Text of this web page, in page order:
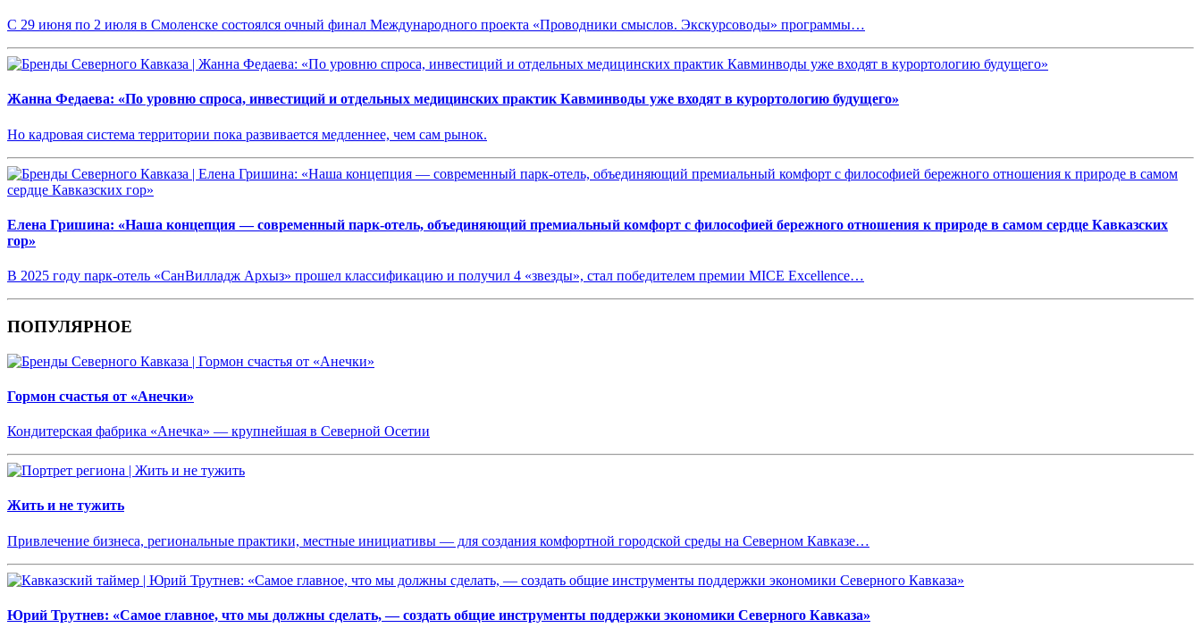
С 29 июня по 2 июля в Смоленске состоялся очный финал Международного проекта «Проводники смыслов. Экскурсоводы» программы…
Жанна Федаева: «По уровню спроса, инвестиций и отдельных медицинских практик Кавминводы уже входят в курортологию будущего»
Но кадровая система территории пока развивается медленнее, чем сам рынок.
Елена Гришина: «Наша концепция — современный парк-отель, объединяющий премиальный комфорт с философией бережного отношения к природе в самом сердце Кавказских
гор»
В 2025 году парк-отель «СанВилладж Архыз» прошел классификацию и получил 4 «звезды», стал победителем премии MICE Excellence…
ПОПУЛЯРНОЕ
Гормон счастья от «Анечки»
Кондитерская фабрика «Анечка» — крупнейшая в Северной Осетии
Жить и не тужить
Привлечение бизнеса, региональные практики, местные инициативы — для создания комфортной городской среды на Северном Кавказе…
Юрий Трутнев: «Самое главное, что мы должны сделать, — создать общие инструменты поддержки экономики Северного Кавказа»